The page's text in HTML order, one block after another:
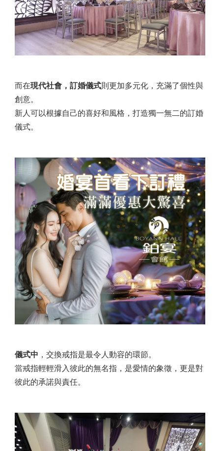
而在現代社會，訂婚儀式則更加多元化，充滿了個性與
創意。
新人可以根據自己的喜好和風格，打造獨一無二的訂婚
儀式。
儀式中 ，交換戒指是最令人動容的環節。
當戒指輕輕滑入彼此的無名指，是愛情的象徵，更是對
彼此的承諾與責任。